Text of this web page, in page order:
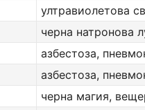
ултравиолетова
черна натронова
азбестоза,
азбестоза,
черна магия,